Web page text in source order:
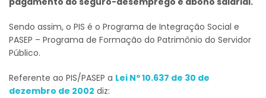
Sendo assim, o PIS é o Programa de Integração Social e
PASEP – Programa de Formação do Patrimônio do Servidor
Público.
Referente ao PIS/PASEP a Lei Nº 10.637 de 30 de
dezembro de 2002 diz: